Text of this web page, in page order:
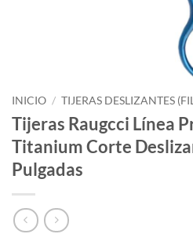
INICIO / TIJERAS DESLIZANTES
Tijeras Raugcci Línea
Titanium Corte
Pulgadas